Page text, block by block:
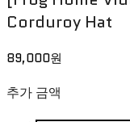
Corduroy Hat
89,000원
추가 금액